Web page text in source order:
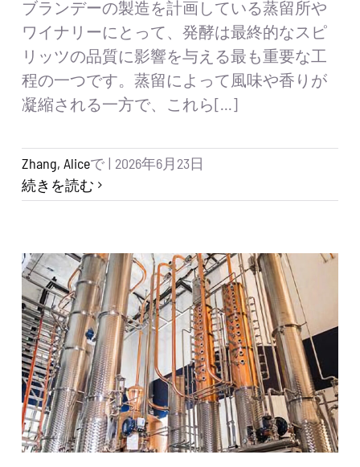
ブランデーの製造を計画している蒸留所や
ワイナリーにとって、発酵は最終的なスピ
リッツの品質に影響を与える最も重要な工
程の一つです。蒸留によって風味や香りが
凝縮される一方で、これら[...]
Zhang, Aliceで | 2026年6月23日
続きを読む